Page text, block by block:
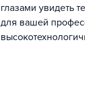
глазами увидеть
для вашей